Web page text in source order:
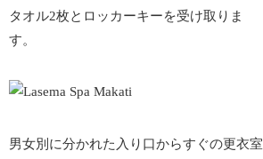
タオル2枚とロッカーキーを受け取りま
す。
男女別に分かれた入り口からすぐの更衣室